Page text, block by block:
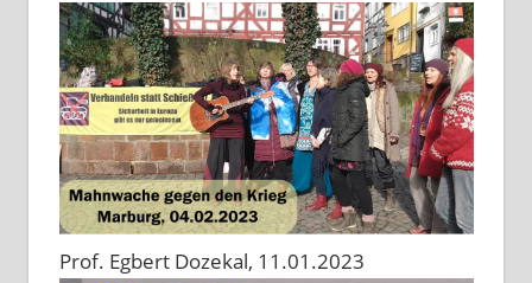
Prof. Egbert Dozekal, 11.01.2023